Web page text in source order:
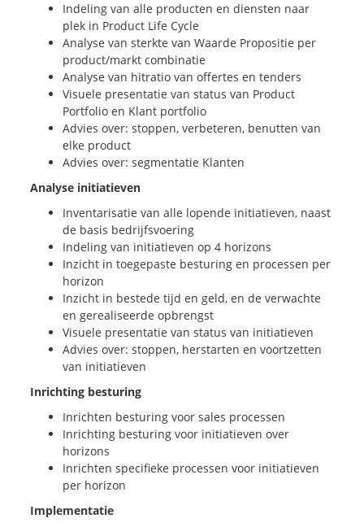
Indeling van alle producten en diensten naar
plek in Product Life Cycle
Analyse van sterkte van Waarde Propositie per
product/markt combinatie
Analyse van hitratio van offertes en tenders
Visuele presentatie van status van Product
Portfolio en Klant portfolio
Advies over: stoppen, verbeteren, benutten van
elke product
Advies over: segmentatie Klanten
Analyse initiatieven
Inventarisatie van alle lopende initiatieven, naast
de basis bedrijfsvoering
Indeling van initiatieven op 4 horizons
Inzicht in toegepaste besturing en processen per
horizon
Inzicht in bestede tijd en geld, en de verwachte
en gerealiseerde opbrengst
Visuele presentatie van status van initiatieven
Advies over: stoppen, herstarten en voortzetten
van initiatieven
Inrichting besturing
Inrichten besturing voor sales processen
Inrichting besturing voor initiatieven over
horizons
Inrichten specifieke processen voor initiatieven
per horizon
Implementatie